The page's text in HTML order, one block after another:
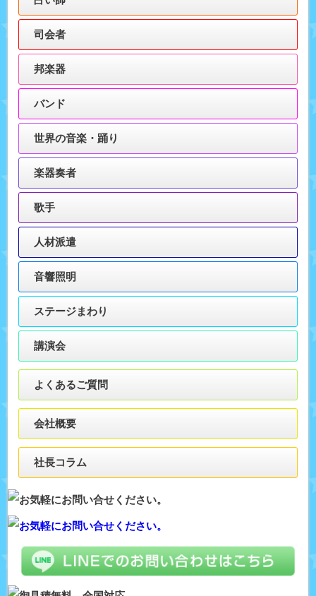
司会者
邦楽器
バンド
世界の音楽・踊り
楽器奏者
歌手
人材派遣
音響照明
ステージまわり
講演会
よくあるご質問
会社概要
社長コラム